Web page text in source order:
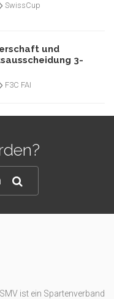
SwissCup
und
3-
F3C FAI
ist ein Spartenverband